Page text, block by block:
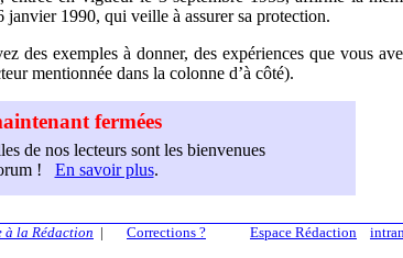
1990, qui veille à assurer sa protection.
des exemples à donner, des expériences que vous
mentionnée dans la colonne d’à côté).
fermées
de nos lecteurs sont les bienvenues
! En savoir plus.
Espace Rédaction
à la Rédaction | Corrections ?